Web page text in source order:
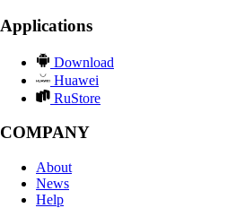
Applications
Download
Huawei
RuStore
COMPANY
About
News
Help